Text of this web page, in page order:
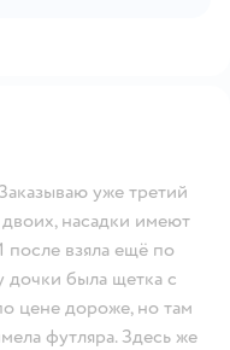
уже третий
насадки имеют
после взяла ещё по
дочки была щетка с
цене дороже, но там
футляра. Здесь же